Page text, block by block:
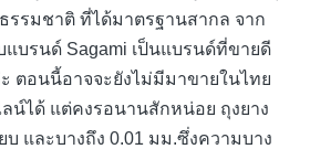
รรมชาติ ที่ได้มาตรฐานสากล จาก
บรนด์ Sagami เป็นแบรนด์ที่ขายดี
ตอนนี้อาจจะยังไม่มีมาขายในไทย
น์ได้ แต่คงรอนานสักหน่อย ถุงยาง
และบางถึง 0.01 มม.ซึ่งความบาง